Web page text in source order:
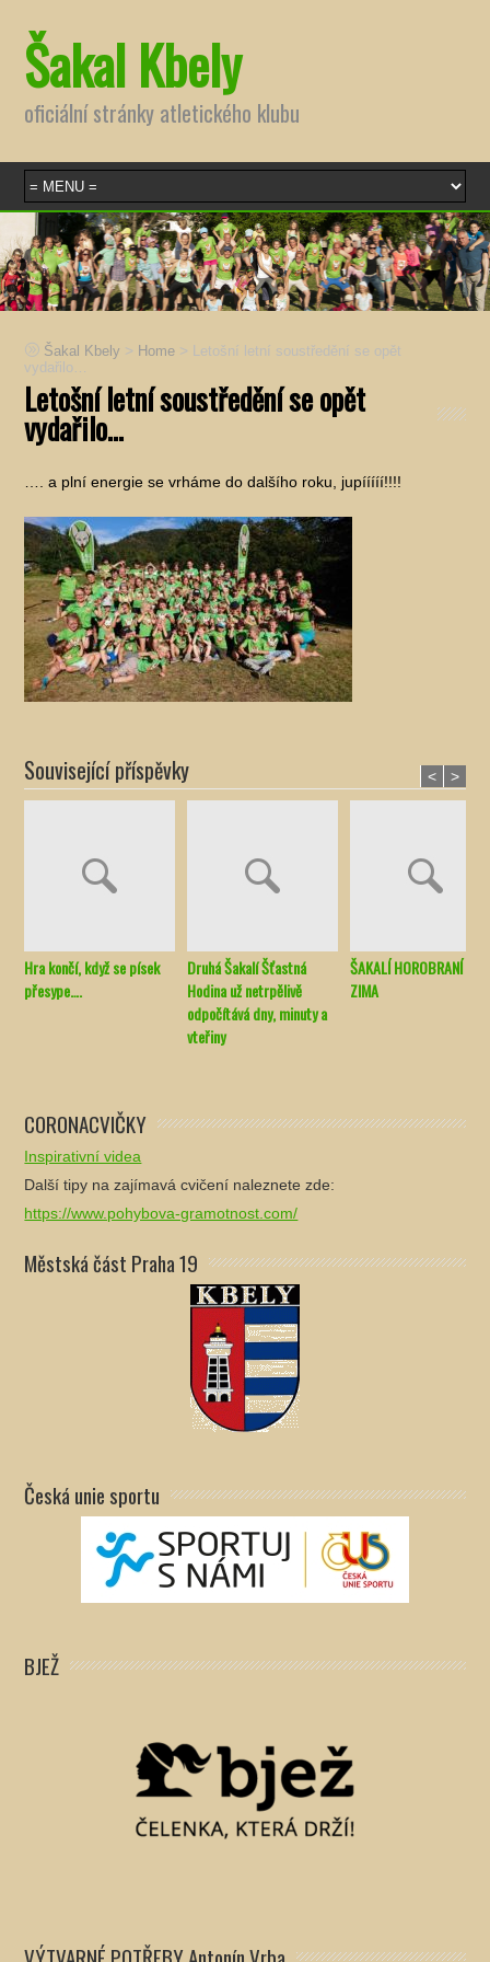
Šakal Kbely
oficiální stránky atletického klubu
Šakal Kbely > Home >
Letošní letní soustředění se opět
vydařilo…
Letošní letní soustředění se opět
vydařilo…
…. a plní energie se vrháme do dalšího roku, jupííííí!!!!
Související příspěvky
Hra končí, když se písek
přesype….
Druhá Šakalí Šťastná
Hodina už netrpělivě
odpočítává dny, minuty a
vteřiny
ŠAKALÍ HOROBRANÍ –
ZIMA
< >
CORONACVIČKY
Inspirativní videa
Další tipy na zajímavá cvičení naleznete zde:
https://www.pohybova-gramotnost.com/
Městská část Praha 19
Česká unie sportu
BJEŽ